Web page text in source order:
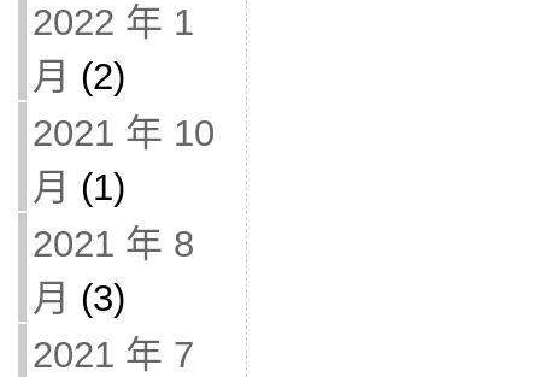
2022 年 1
月 (2)
2021 年 10
月 (1)
2021 年 8
月 (3)
2021 年 7